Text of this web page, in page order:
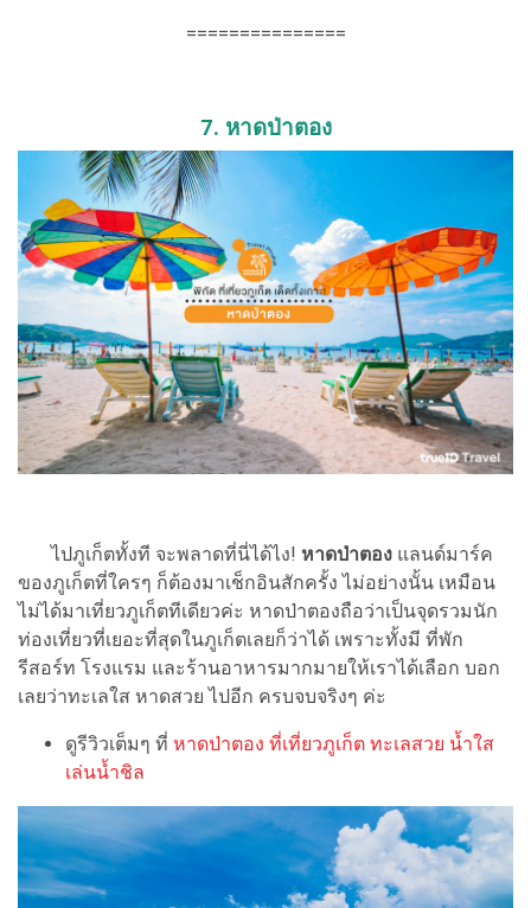
===============
7. หาดป่าตอง
ไปภูเก็ตทั้งที จะพลาดที่นี่ได้ไง! หาดป่าตอง แลนด์มาร์ค
ของภูเก็ตที่ใครๆ ก็ต้องมาเช็กอินสักครั้ง ไม่อย่างนั้น เหมือน
ไม่ได้มาเที่ยวภูเก็ตทีเดียวค่ะ หาดป่าตองถือว่าเป็นจุดรวมนัก
ท่องเที่ยวที่เยอะที่สุดในภูเก็ตเลยก็ว่าได้ เพราะทั้งมี ที่พัก
รีสอร์ท โรงแรม และร้านอาหารมากมายให้เราได้เลือก บอก
เลยว่าทะเลใส หาดสวย ไปอีก ครบจบจริงๆ ค่ะ
ดูรีวิวเต็มๆ ที่ หาดป่าตอง ที่เที่ยวภูเก็ต ทะเลสวย น้ำใส
เล่นน้ำชิล